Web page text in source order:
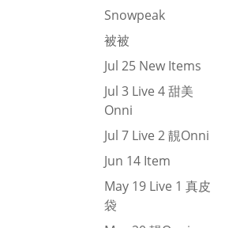
Snowpeak
被被
Jul 25 New Items
Jul 3 Live 4 甜美
Onni
Jul 7 Live 2 靚onni
Jun 14 Item
May 19 Live 1 真皮
袋